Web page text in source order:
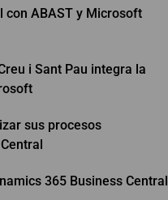
con ABAST y Microsoft
i Sant Pau integra la
sus procesos
365 Business Central